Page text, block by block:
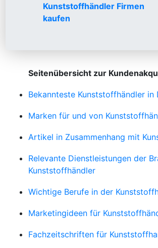
Kunststoffhändler Firmen
kaufen
Seitenübersicht zur
Bekannteste Kunststoffhändler in
Marken für und von
Artikel in Zusammenhang mit
Relevante Dienstleistungen der
Kunststoffhändler
Wichtige Berufe in der
Marketingideen für
Fachzeitschriften für